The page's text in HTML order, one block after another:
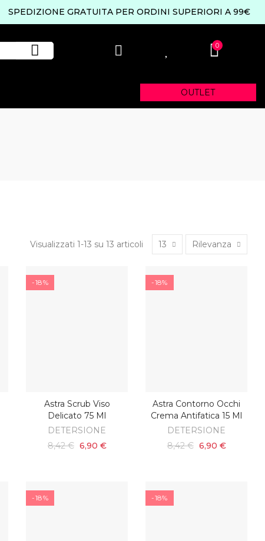
SPEDIZIONE GRATUITA PER ORDINI SUPERIORI A 99€
0
OUTLET
Visualizzati 1-13 su 13 articoli 13 Rilevanza
-18%
AGGIUNGI AL CARRELLO
Astra Scrub Viso
Delicato 75 Ml
DETERSIONE
8,42 € 6,90 €
-18%
AGGIUNGI AL CARRELLO
Astra Contorno Occhi
Crema Antifatica 15 Ml
DETERSIONE
8,42 € 6,90 €
-18% -18%